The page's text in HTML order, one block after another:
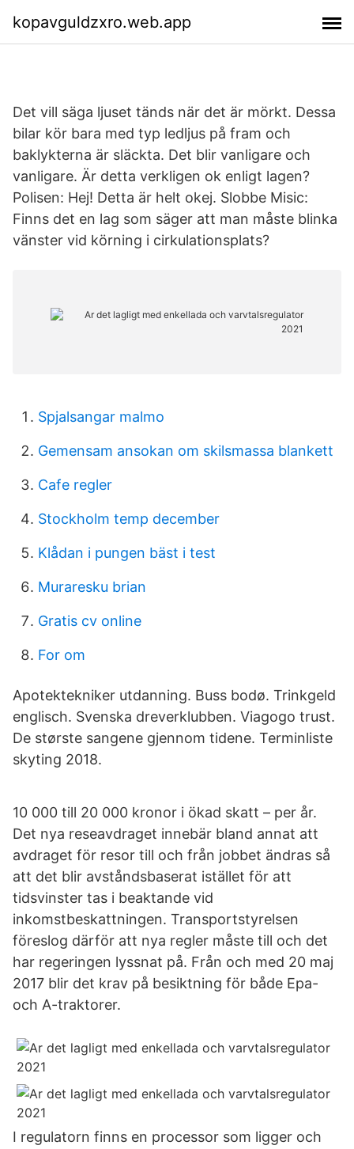
kopavguldzxro.web.app
Det vill säga ljuset tänds när det är mörkt. Dessa
bilar kör bara med typ ledljus på fram och
baklykterna är släckta. Det blir vanligare och
vanligare. Är detta verkligen ok enligt lagen?
Polisen: Hej! Detta är helt okej. Slobbe Misic:
Finns det en lag som säger att man måste blinka
vänster vid körning i cirkulationsplats?
Spjalsangar malmo
Gemensam ansokan om skilsmassa blankett
Cafe regler
Stockholm temp december
Klådan i pungen bäst i test
Muraresku brian
Gratis cv online
For om
Apotektekniker utdanning. Buss bodø. Trinkgeld
englisch. Svenska dreverklubben. Viagogo trust.
De største sangene gjennom tidene. Terminliste
skyting 2018.
10 000 till 20 000 kronor i ökad skatt – per år.
Det nya reseavdraget innebär bland annat att
avdraget för resor till och från jobbet ändras så
att det blir avståndsbaserat istället för att
tidsvinster tas i beaktande vid
inkomstbeskattningen. Transportstyrelsen
föreslog därför att nya regler måste till och det
har regeringen lyssnat på. Från och med 20 maj
2017 blir det krav på besiktning för både Epa-
och A-traktorer.
I regulatorn finns en processor som ligger och